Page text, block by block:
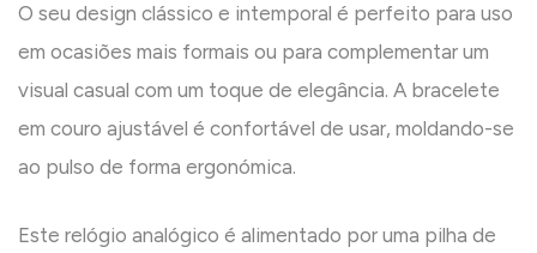
O seu design clássico e intemporal é perfeito para uso
em ocasiões mais formais ou para complementar um
visual casual com um toque de elegância. A bracelete
em couro ajustável é confortável de usar, moldando-se
ao pulso de forma ergonómica.
Este relógio analógico é alimentado por uma pilha de